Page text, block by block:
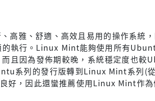
高雅、舒適、高效且易用的操作系統
執行。Linux Mint能夠使用所有
且因為發佈期較晚，系統穩定度也較
系列的發行版轉到Linux Mint系列(
好，因此還蠻推薦使用Linux Mint作為